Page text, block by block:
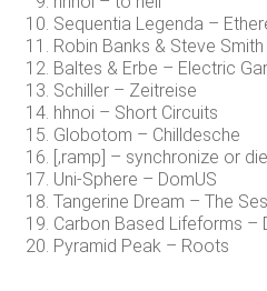
Sequentia Legenda –
Robin Banks & Steve
Baltes & Erbe – Electric
Schiller – Zeitreise
hhnoi – Short Circuits
Globotom – Chilldesche
[‚ramp] – synchronize or die
Uni-Sphere – DomUS
Tangerine Dream – The
Carbon Based Lifeforms –
Pyramid Peak – Roots